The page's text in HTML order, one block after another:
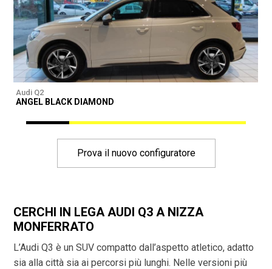
Audi Q2
ANGEL BLACK DIAMOND
Prova il nuovo configuratore
CERCHI IN LEGA AUDI Q3 A NIZZA
MONFERRATO
L’Audi Q3 è un SUV compatto dall’aspetto atletico, adatto
sia alla città sia ai percorsi più lunghi. Nelle versioni più